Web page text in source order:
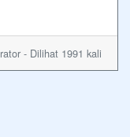
- Dilihat 1991 kali